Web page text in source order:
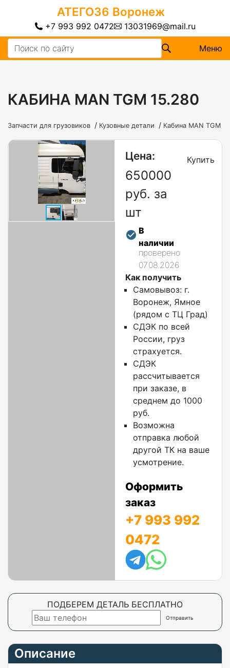
АТЕГО36 Воронеж
+7 993 992 0472 13031969@mail.ru
Меню
КАБИНА MAN TGM 15.280
Запчасти для грузовиков / Кузовные детали / Кабина MAN TGM
Цена:
650000
руб. за
шт
В
наличии
проверено
07.08.2026
Купить
Как получить
Самовывоз: г.
Воронеж, Ямное
(рядом с ТЦ Град)
СДЭК по всей
России, груз
страхуется.
СДЭК
рассчитывается
при заказе, в
среднем до 1000
руб.
Возможна
отправка любой
другой ТК на ваше
усмотрение.
Оформить
заказ
+7 993 992
0472
ПОДБЕРЕМ ДЕТАЛЬ БЕСПЛАТНО
Описание